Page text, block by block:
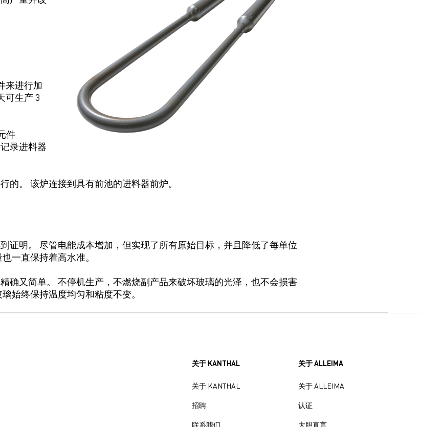
来进行加
可生产 3
件
录进料器
的。 该炉连接到具有前池的进料器前炉。
证明。 尽管电能成本增加，但实现了所有原始目标，并且降低了每单位
一直保持着高水准。
确又简单。 不停机生产，不燃烧副产品来破坏玻璃的光泽，也不会损害
始终保持温度均匀和粘度不变。
关于 KANTHAL
关于 KANTHAL
招聘
联系我们
关于 ALLEIMA
关于 ALLEIMA
认证
大胆直言